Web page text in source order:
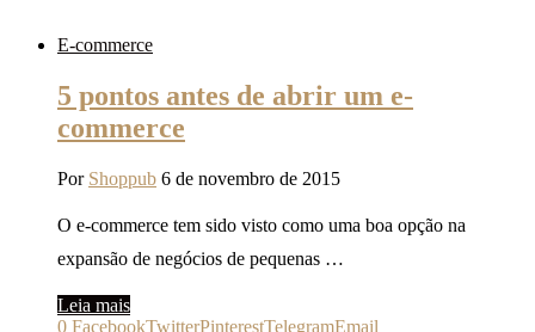
E-commerce
5 pontos antes de abrir um e-
commerce
Por Shoppub 6 de novembro de 2015
O e-commerce tem sido visto como uma boa opção na
expansão de negócios de pequenas …
Leia mais
0 FacebookTwitterPinterestTelegramEmail